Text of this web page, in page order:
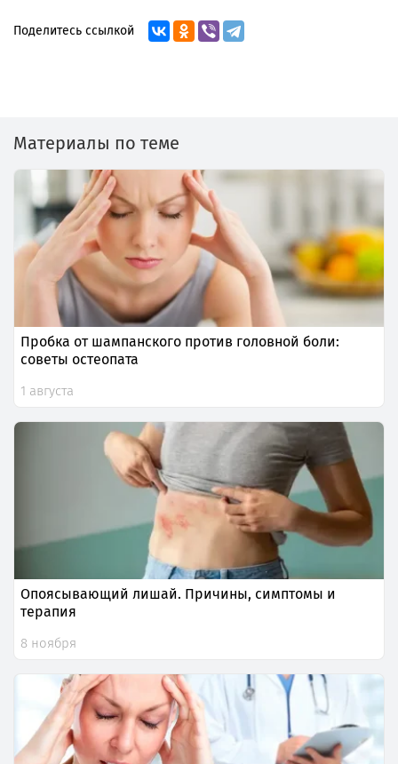
Поделитесь ссылкой
Материалы по теме
Пробка от шампанского против головной боли:
советы остеопата
1 августа
Опоясывающий лишай. Причины, симптомы и
терапия
8 ноября